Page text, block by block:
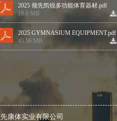
康体实业有限公司
2025 领先凯锐多功能体育器材.pdf
끂
10.8 MB
2025 GYMNASIUM EQUIPMENT.pdf
끂
45.56 MB